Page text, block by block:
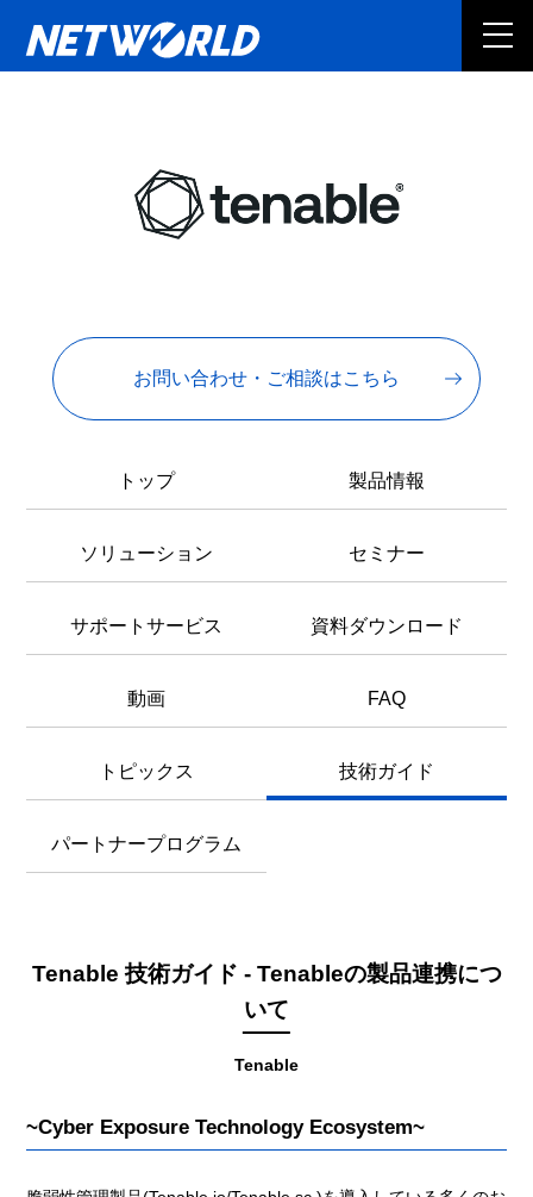
お問い合わせ・ご相談はこちら
トップ 製品情報
ソリューション セミナー
サポートサービス 資料ダウンロード
動画 FAQ
トピックス 技術ガイド
パートナープログラム
Tenable
Tenable 技術ガイド - Tenableの製品連携につ
いて
~Cyber Exposure Technology Ecosystem~